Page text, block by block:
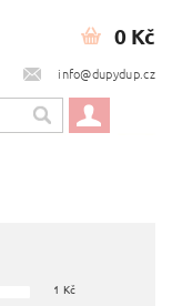
info@dupydup.cz
0 Kč
1 Kč